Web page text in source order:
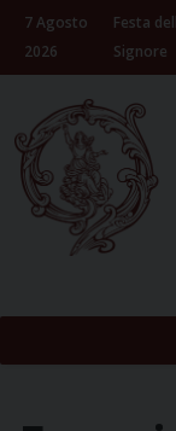
Skip
content
7 Agosto
2026
Festa
Signore